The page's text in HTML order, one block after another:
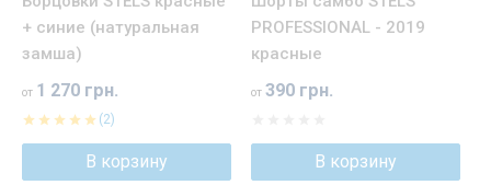
+ синие (натуральная
замша)
от 1 270 грн.
(2)
В корзину
PROFESSIONAL - 2019
красные
от 390 грн.
В корзину